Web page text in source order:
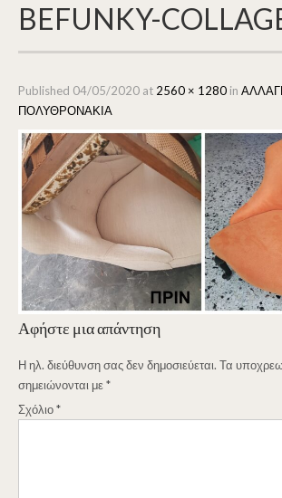
BEFUNKY-
Published 04/05/2020 at 2560 × 1280 in
ΠΟΛΥΘΡΟΝΑΚΙΑ
Αφήστε μια απάντηση
Η ηλ. διεύθυνση σας δεν δημοσιεύεται. Τα
σημειώνονται με*
Σχόλιο*